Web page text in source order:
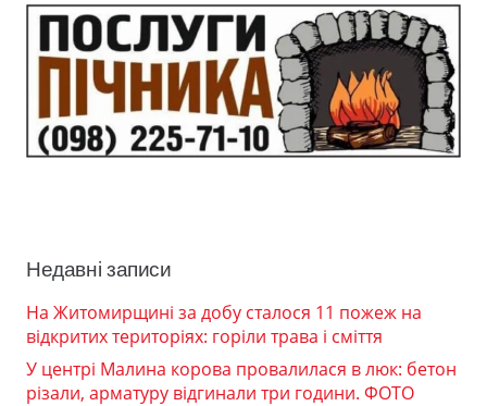
Недавні записи
На Житомирщині за добу сталося 11 пожеж на
відкритих територіях: горіли трава і сміття
У центрі Малина корова провалилася в люк: бетон
різали, арматуру відгинали три години. ФОТО